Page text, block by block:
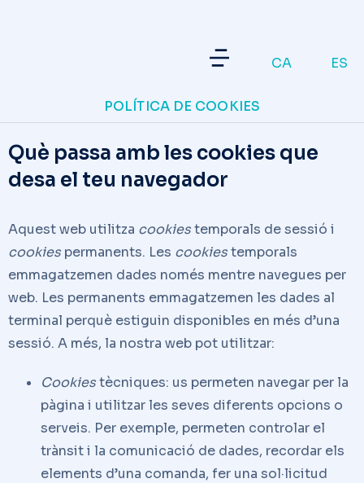
CA ES
POLÍTICA DE COOKIES
Què passa amb les cookies que
desa el teu navegador
Aquest web utilitza cookiestemporals de sessió i
cookies permanents. Les cookiestemporals
emmagatzemen dades només mentre navegues per
web. Les permanents emmagatzemen les dades al
terminal perquè estiguin disponibles en més d’una
sessió. A més, la nostra web pot utilitzar:
Cookiestècniques: us permeten navegar per la
pàgina i utilitzar les seves diferents opcions o
serveis. Per exemple, permeten controlar el
trànsit i la comunicació de dades, recordar els
elements d’una comanda, fer una sol·licitud